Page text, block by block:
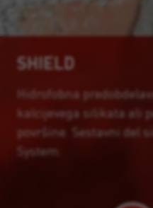
SHIELD
Hidrofobna
kalcijevega silikata ali
površine. Sestavni del
System.